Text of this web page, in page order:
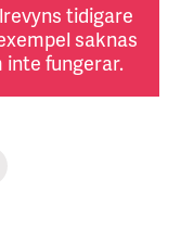
tidigare
saknas
inte fungerar.